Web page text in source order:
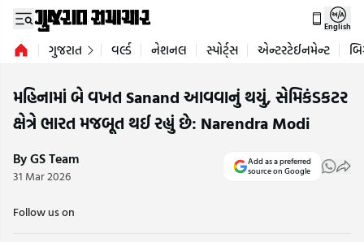
English
ગુજરાત વર્લ્ડ નેશનલ સ્પોર્ટ્સ એન્ટરટેઈનમેન્ટ
મહિનામાં બે વખત Sanand આવવાનું થયું, સેમિકંડકટર
ક્ષેત્રે ભારત મજબૂત થઈ રહ્યું છે: Narendra Modi
By GS Team
31 Mar 2026
Add as a preferred
source on Google
Follow us on